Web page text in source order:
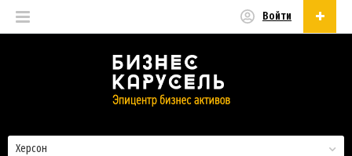
Войти
Херсон